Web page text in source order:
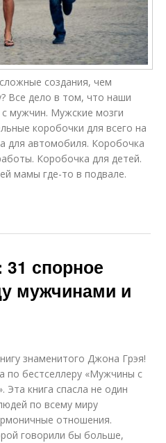
создания, чем
Все дело в том, что наши
мужчин. Мужские мозги
коробочки для всего на
для автомобиля. Коробочка
Коробочка для детей.
мамы где-то в подвале.
спорное
мужчинами и
знаменитого Джона Грэя!
по бестселлеру «Мужчины с
книга спасла не один
по всему миру
отношения.
говорили бы больше,